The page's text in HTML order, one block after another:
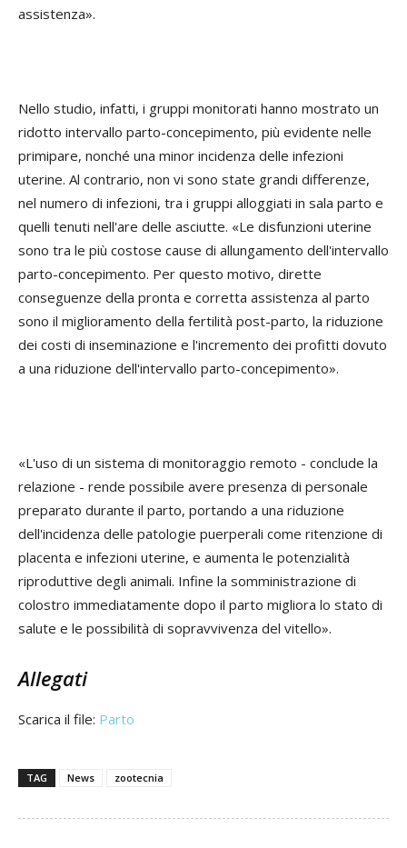
assistenza».
Nello studio, infatti, i gruppi monitorati hanno mostrato un
ridotto intervallo parto-concepimento, più evidente nelle
primipare, nonché una minor incidenza delle infezioni
uterine. Al contrario, non vi sono state grandi differenze,
nel numero di infezioni, tra i gruppi alloggiati in sala parto e
quelli tenuti nell'are delle asciutte. «Le disfunzioni uterine
sono tra le più costose cause di allungamento dell'intervallo
parto-concepimento. Per questo motivo, dirette
conseguenze della pronta e corretta assistenza al parto
sono il miglioramento della fertilità post-parto, la riduzione
dei costi di inseminazione e l'incremento dei profitti dovuto
a una riduzione dell'intervallo parto-concepimento».
«L'uso di un sistema di monitoraggio remoto - conclude la
relazione - rende possibile avere presenza di personale
preparato durante il parto, portando a una riduzione
dell'incidenza delle patologie puerperali come ritenzione di
placenta e infezioni uterine, e aumenta le potenzialità
riproduttive degli animali. Infine la somministrazione di
colostro immediatamente dopo il parto migliora lo stato di
salute e le possibilità di sopravvivenza del vitello».
Allegati
Scarica il file: Parto
TAG News zootecnia